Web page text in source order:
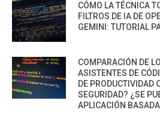
CÓMO LA TÉCNICA
FILTROS DE IA DE
GEMINI: TUTORIAL
COMPARACIÓN DE
ASISTENTES DE
DE PRODUCTIVIDAD
SEGURIDAD? ¿SE
APLICACIÓN